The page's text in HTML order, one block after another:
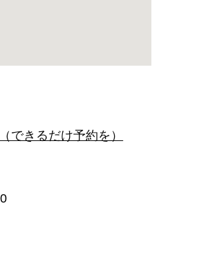
できるだけ予約を）